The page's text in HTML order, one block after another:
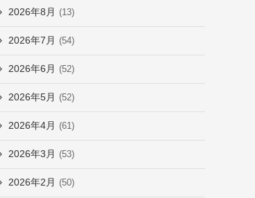
2026年8月 (13)
2026年7月 (54)
2026年6月 (52)
2026年5月 (52)
2026年4月 (61)
2026年3月 (53)
2026年2月 (50)